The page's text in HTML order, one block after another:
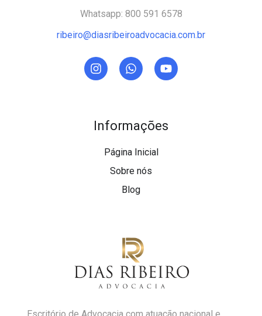
Informações
Página Inicial
Sobre nós
Blog
Whatsapp: 800 591 6578
ribeiro@diasribeiroadvocacia.com.br